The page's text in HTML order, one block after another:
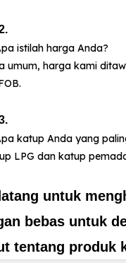
istilah harga Anda?
umum, harga kami
katup Anda yang
LPG dan katup
untuk
bebas untuk
tentang produk